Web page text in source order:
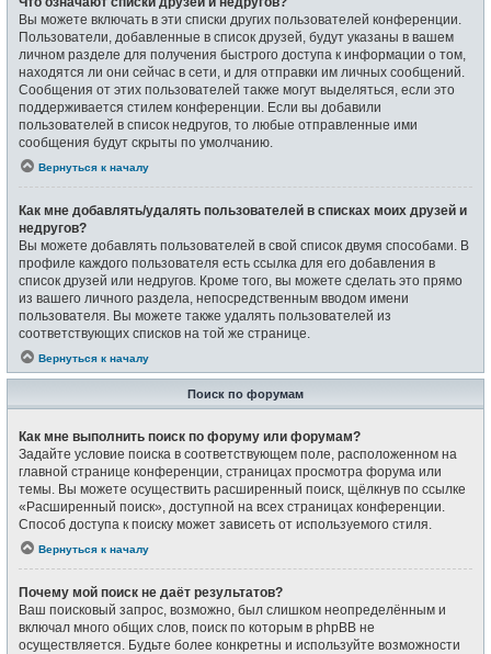
Вы можете включать в эти списки других пользователей конференции.
Пользователи, добавленные в список друзей, будут указаны в вашем
личном разделе для получения быстрого доступа к информации о том,
находятся ли они сейчас в сети, и для отправки им личных сообщений.
Сообщения от этих пользователей также могут выделяться, если это
поддерживается стилем конференции. Если вы добавили
пользователей в список недругов, то любые отправленные ими
сообщения будут скрыты по умолчанию.
Вернуться к началу
Как мне добавлять/удалять пользователей в списках моих друзей и
недругов?
Вы можете добавлять пользователей в свой список двумя способами. В
профиле каждого пользователя есть ссылка для его добавления в
список друзей или недругов. Кроме того, вы можете сделать это прямо
из вашего личного раздела, непосредственным вводом имени
пользователя. Вы можете также удалять пользователей из
соответствующих списков на той же странице.
Вернуться к началу
Поиск по форумам
Как мне выполнить поиск по форуму или форумам?
Задайте условие поиска в соответствующем поле, расположенном на
главной странице конференции, страницах просмотра форума или
темы. Вы можете осуществить расширенный поиск, щёлкнув по ссылке
«Расширенный поиск», доступной на всех страницах конференции.
Способ доступа к поиску может зависеть от используемого стиля.
Вернуться к началу
Почему мой поиск не даёт результатов?
Ваш поисковый запрос, возможно, был слишком неопределённым и
включал много общих слов, поиск по которым в phpBB не
осуществляется. Будьте более конкретны и используйте возможности